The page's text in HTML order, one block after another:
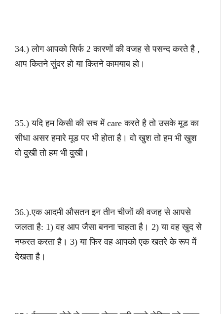
34.) लोग आपको सिर्फ 2 कारणों की वजह से पसन्द करते है ,
आप कितने सुंदर हो या कितने कामयाब हो।
35.) यदि हम किसी की सच में care करते है तो उसके मूड का
सीधा असर हमारे मूड पर भी होता है। वो खुश तो हम भी खुश
वो दुखी तो हम भी दुखी।
36.).एक आदमी औसतन इन तीन चीजों की वजह से आपसे
जलता है: 1) वह आप जैसा बनना चाहता है। 2) या वह खुद से
नफरत करता है। 3) या फिर वह आपको एक खतरे के रूप में
देखता है।